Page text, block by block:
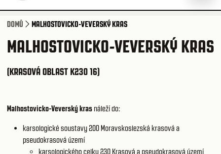
DOMŮ MALHOSTOVICKO-VEVERSKÝ KRAS
MALHOSTOVICKO-VEVERSKÝ KRAS
(KRASOVÁ OBLAST K230 16)
Malhostovicko-Veverský kras náleží do:
karsologické soustavy 200 Moravskoslezská krasová a
pseudokrasová území
karsologického celku 230 Krasová a pseudokrasová území